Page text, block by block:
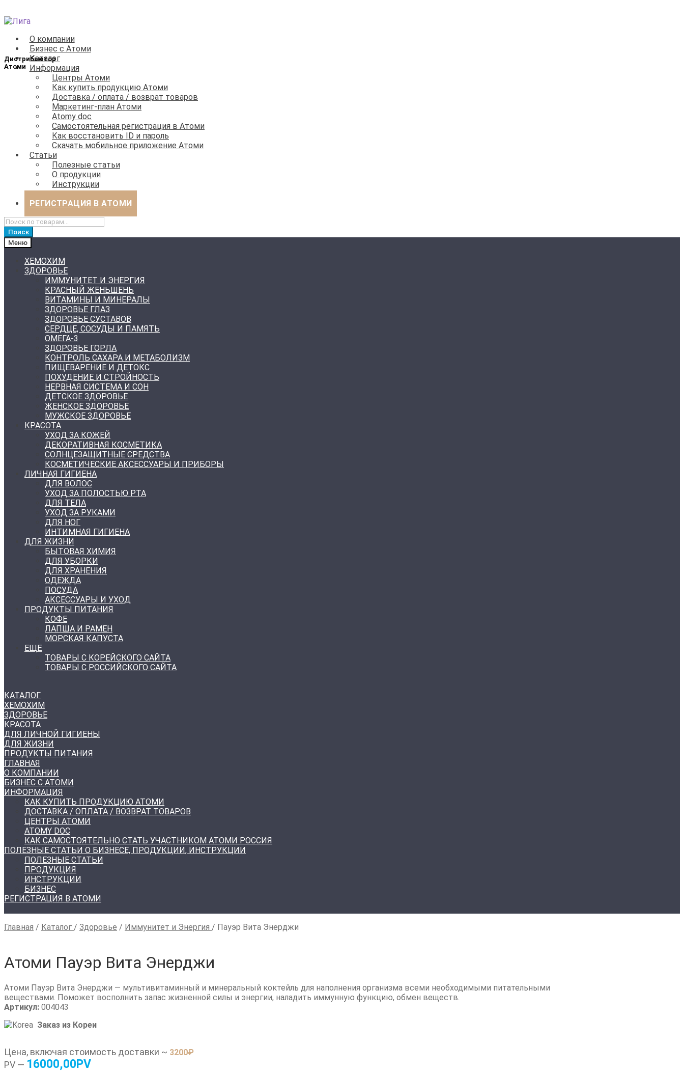
Перейти
навигации
Перейти
содержимому
О компании
Бизнес с Атоми
Каталог
Информация
Центры Атоми
Как купить продукцию Атоми
Доставка / оплата / возврат товаров
Маркетинг-план Атоми
Atomy doc
Самостоятельная регистрация в Атоми
Как восстановить ID и пароль
Скачать мобильное приложение Атоми
Статьи
Полезные статьи
О продукции
Инструкции
РЕГИСТРАЦИЯ В АТОМИ
Искать:
Поиск
Меню
ХЕМОХИМ
ЗДОРОВЬЕ
ИММУНИТЕТ И ЭНЕРГИЯ
КРАСНЫЙ ЖЕНЬШЕНЬ
ВИТАМИНЫ И МИНЕРАЛЫ
ЗДОРОВЬЕ ГЛАЗ
ЗДОРОВЬЕ СУСТАВОВ
СЕРДЦЕ, СОСУДЫ И ПАМЯТЬ
ОМЕГА-3
ЗДОРОВЬЕ ГОРЛА
КОНТРОЛЬ САХАРА И МЕТАБОЛИЗМ
ПИЩЕВАРЕНИЕ И ДЕТОКС
ПОХУДЕНИЕ И СТРОЙНОСТЬ
НЕРВНАЯ СИСТЕМА И СОН
ДЕТСКОЕ ЗДОРОВЬЕ
ЖЕНСКОЕ ЗДОРОВЬЕ
МУЖСКОЕ ЗДОРОВЬЕ
КРАСОТА
УХОД ЗА КОЖЕЙ
ДЕКОРАТИВНАЯ КОСМЕТИКА
СОЛНЦЕЗАЩИТНЫЕ СРЕДСТВА
КОСМЕТИЧЕСКИЕ АКСЕССУАРЫ И ПРИБОРЫ
ЛИЧНАЯ ГИГИЕНА
ДЛЯ ВОЛОС
УХОД ЗА ПОЛОСТЬЮ РТА
ДЛЯ ТЕЛА
УХОД ЗА РУКАМИ
ДЛЯ НОГ
ИНТИМНАЯ ГИГИЕНА
ДЛЯ ЖИЗНИ
БЫТОВАЯ ХИМИЯ
ДЛЯ УБОРКИ
ДЛЯ ХРАНЕНИЯ
ОДЕЖДА
ПОСУДА
АКСЕССУАРЫ И УХОД
ПРОДУКТЫ ПИТАНИЯ
КОФЕ
ЛАПША И РАМЕН
МОРСКАЯ КАПУСТА
ЕЩЁ
ТОВАРЫ С КОРЕЙСКОГО САЙТА
ТОВАРЫ С РОССИЙСКОГО САЙТА
КАТАЛОГ
ХЕМОХИМ
ЗДОРОВЬЕ
КРАСОТА
ДЛЯ ЛИЧНОЙ ГИГИЕНЫ
ДЛЯ ЖИЗНИ
ПРОДУКТЫ ПИТАНИЯ
ГЛАВНАЯ
О КОМПАНИИ
БИЗНЕС С АТОМИ
ИНФОРМАЦИЯ
КАК КУПИТЬ ПРОДУКЦИЮ АТОМИ
ДОСТАВКА / ОПЛАТА / ВОЗВРАТ ТОВАРОВ
ЦЕНТРЫ АТОМИ
ATOMY DOC
КАК САМОСТОЯТЕЛЬНО СТАТЬ УЧАСТНИКОМ АТОМИ РОССИЯ
ПОЛЕЗНЫЕ СТАТЬИ О БИЗНЕСЕ, ПРОДУКЦИИ, ИНСТРУКЦИИ
ПОЛЕЗНЫЕ СТАТЬИ
ПРОДУКЦИЯ
ИНСТРУКЦИИ
БИЗНЕС
РЕГИСТРАЦИЯ В АТОМИ
Главная / Каталог / Здоровье / Иммунитет и Энергия / Пауэр Вита Энерджи
Атоми Пауэр Вита Энерджи
Атоми Пауэр Вита Энерджи — мультивитаминный и минеральный коктейль для наполнения организма всеми необходимыми питательными
веществами. Поможет восполнить запас жизненной силы и энергии, наладить иммунную функцию, обмен веществ.
Артикул: 004043
Заказ из Кореи
Цена, включая стоимость доставки ~ 3200₽
PV — 16000,00PV